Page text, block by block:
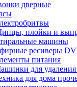
дверные
плойки и
машины
ресиверы
питания
для
для дома